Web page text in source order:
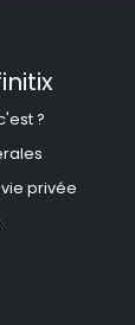
?
privée